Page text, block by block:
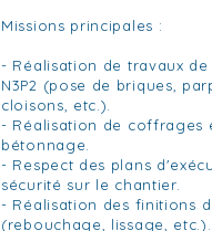
Missions principales :
- Réalisation de travaux
N3P2 (pose de briques,
cloisons, etc.).
- Réalisation de coffrages
bétonnage.
- Respect des plans
sécurité sur le chantier.
- Réalisation des finitions
(rebouchage, lissage, etc.).